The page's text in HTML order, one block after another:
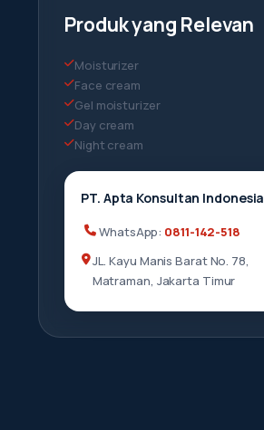
Produk yang Relevan
Moisturizer
Face cream
Gel moisturizer
Day cream
Night cream
PT. Apta Konsultan Indonesia
WhatsApp: 0811-142-518
JL. Kayu Manis Barat No. 78,
Matraman, Jakarta Timur